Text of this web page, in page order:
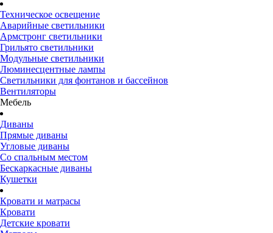
Техническое освещение
Аварийные светильники
Армстронг светильники
Грильято светильники
Модульные светильники
Люминесцентные лампы
Светильники для фонтанов и бассейнов
Вентиляторы
Мебель
Диваны
Прямые диваны
Угловые диваны
Со спальным местом
Бескаркасные диваны
Кушетки
Кровати и матрасы
Кровати
Детские кровати